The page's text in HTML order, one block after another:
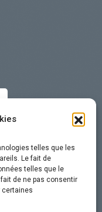
telles que les
Le fait de
telles que le
de ne pas consentir
certaines